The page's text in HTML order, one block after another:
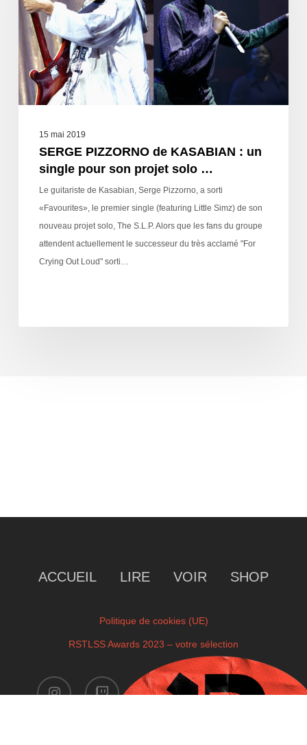
15 mai 2019
SERGE PIZZORNO de KASABIAN : un
single pour son projet solo …
Le guitariste de Kasabian, Serge Pizzorno, a sorti
«Favourites», le premier single (featuring Little Simz) de son
nouveau projet solo, The S.L.P. Alors que les fans du groupe
attendent actuellement le successeur du très acclamé "For
Crying Out Loud" sorti…
ACCUEIL LIRE VOIR SHOP
Politique de cookies (UE)
RSTLSS Awards 2023 – votre sélection
instagram twitch facebook youtube
twitter